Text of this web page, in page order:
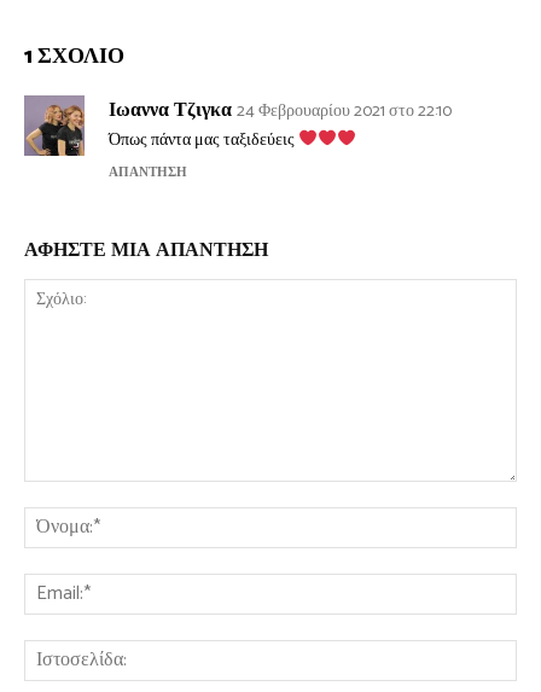
1 ΣΧΟΛΙΟ
Ιωαννα Τζιγκα24 Φεβρουαρίου 2021 στο 22:10
Όπως πάντα μας ταξιδεύεις
ΑΠΆΝΤΗΣΗ
ΑΦΗΣΤΕ ΜΙΑ ΑΠΑΝΤΗΣΗ